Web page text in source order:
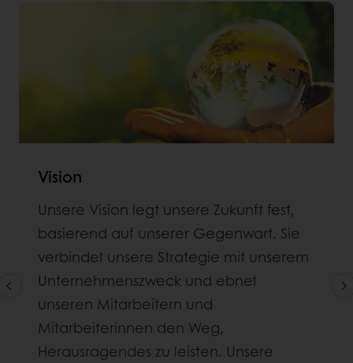
Vision
Unsere Vision legt unsere Zukunft fest,
basierend auf unserer Gegenwart. Sie
verbindet unsere Strategie mit unserem
Unternehmenszweck und ebnet
unseren Mitarbeitern und
Mitarbeiterinnen den Weg,
Herausragendes zu leisten. Unsere